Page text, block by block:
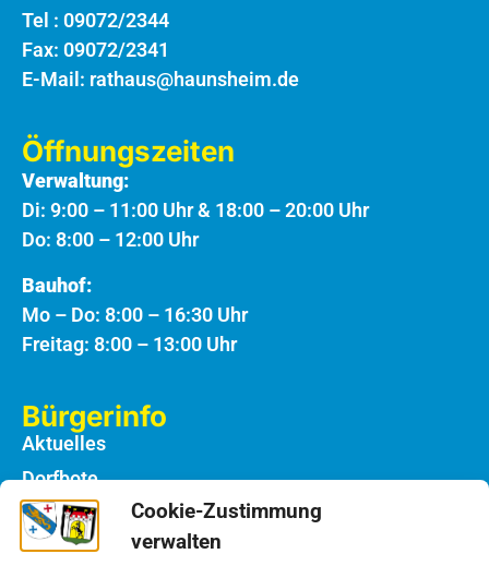
Cookie-Zustimmung
verwalten
Tel : 09072/2344
Fax: 09072/2341
E-Mail: rathaus@haunsheim.de
Öffnungszeiten
Verwaltung:
Di: 9:00 – 11:00 Uhr & 18:00 – 20:00 Uhr
Do: 8:00 – 12:00 Uhr
Bauhof:
Mo – Do: 8:00 – 16:30 Uhr
Freitag: 8:00 – 13:00 Uhr
Bürgerinfo
Aktuelles
Dorfbote
Rathaus
Notdienste